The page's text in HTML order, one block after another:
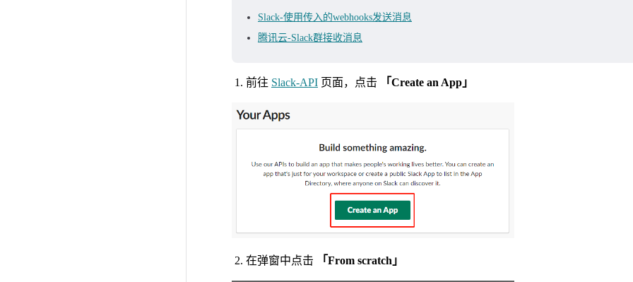
Slack-使用传入的webhooks发送消息
腾讯云-Slack群接收消息
前往 Slack-API 页面，点击 「Create an App」
在弹窗中点击 「From scratch」